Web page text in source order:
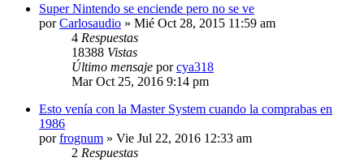
Super Nintendo se enciende pero no se ve
porCarlosaudio » Mié Oct 28, 2015 11:59 am
4 Respuestas
18388 Vistas
Último mensaje porcya318
Mar Oct 25, 2016 9:14 pm
Esto venía con la Master System cuando la comprabas en
1986
porfrognum » Vie Jul 22, 2016 12:33 am
2 Respuestas